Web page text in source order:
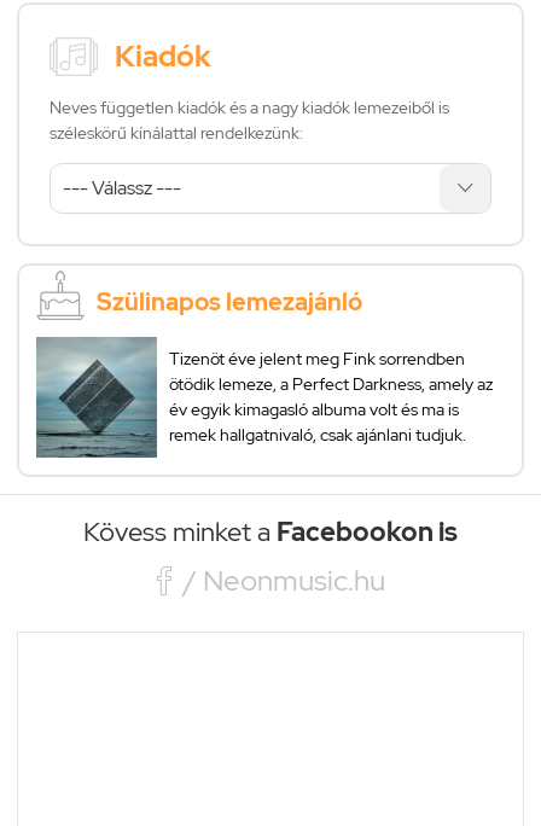
Kiadók
Neves független kiadók és a nagy kiadók lemezeiből is
széleskörű kínálattal rendelkezünk:
Szülinapos lemezajánló
Tizenöt éve jelent meg Fink sorrendben
ötödik lemeze, a Perfect Darkness, amely az
év egyik kimagasló albuma volt és ma is
remek hallgatnivaló, csak ajánlani tudjuk.
Kövess minket a Facebookon is
 / Neonmusic.hu